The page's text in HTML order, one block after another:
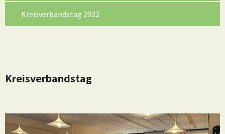
Kreisverbandstag 2022
Kreisverbandstag